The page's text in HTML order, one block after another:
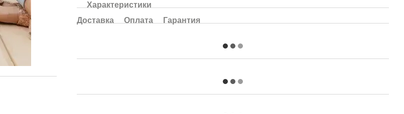
Характеристики
Доставка
Оплата Гарантия